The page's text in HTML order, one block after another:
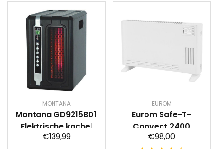
MONTANA
Montana GD9215BD1
Elektrische kachel
€139,99
EUROM
Eurom Safe-T-
Convect 2400
€98,00